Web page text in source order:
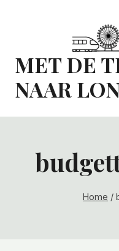
MET DE
NAAR
Home /